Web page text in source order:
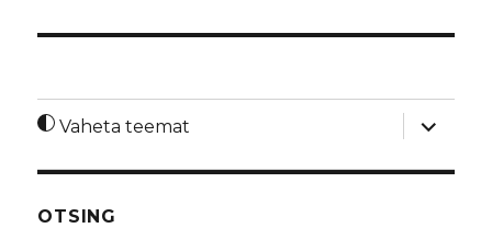
Vaheta teemat
laienda
OTSING